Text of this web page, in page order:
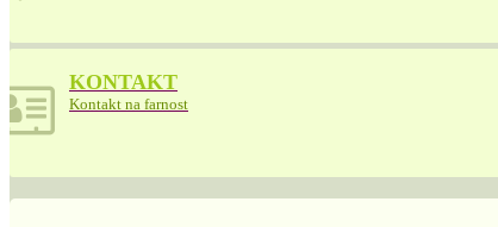
KONTAKT
Kontakt na farnost